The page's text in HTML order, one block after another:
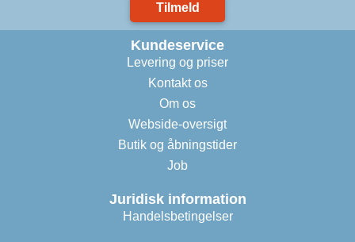
Tilmeld
Kundeservice
Levering og priser
Kontakt os
Om os
Webside-oversigt
Butik og åbningstider
Job
Juridisk information
Handelsbetingelser